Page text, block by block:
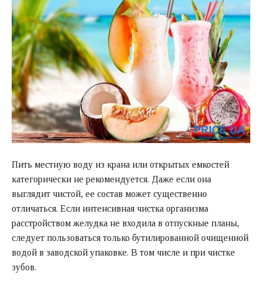
Пить местную воду из крана или открытых емкостей
категорически не рекомендуется. Даже если она
выглядит чистой, ее состав может существенно
отличаться. Если интенсивная чистка организма
расстройством желудка не входила в отпускные планы,
следует пользоваться только бутилированной очищенной
водой в заводской упаковке. В том числе и при чистке
зубов.